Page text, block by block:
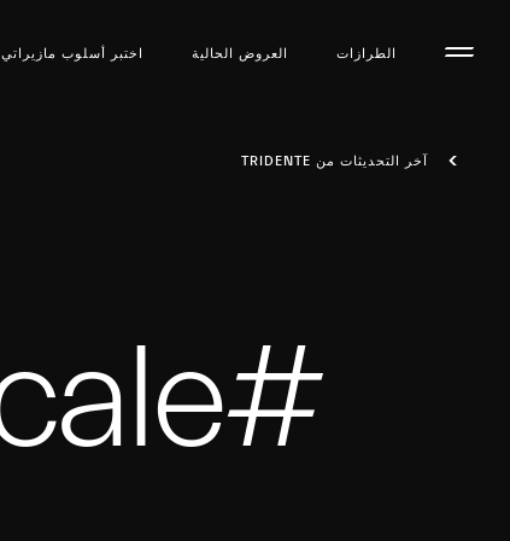
الطرازات العروض الحالية اختبر أسلوب مازیراتي
آخر التحديثات من TRIDENTE
#Grecale